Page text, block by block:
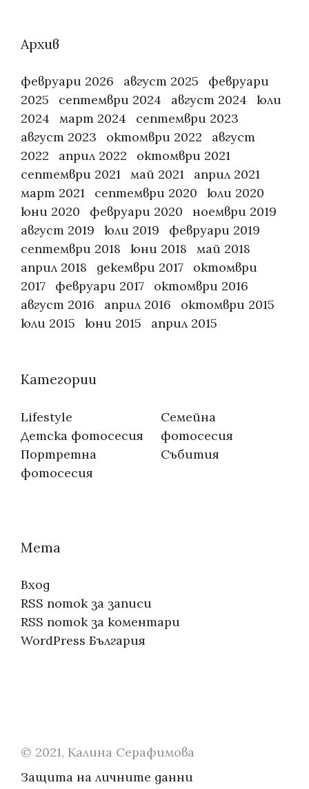
на
Архив
февруари 2026 август 2025
февруари
2025
септември 2024 август 2024
юли
2024
март 2024
септември 2023
август 2023
октомври 2022
август
2022
април 2022
октомври 2021
септември 2021
май 2021
април 2021
март 2021
септември 2020
юли 2020
юни 2020
февруари 2020
ноември 2019
август 2019
юли 2019
февруари 2019
септември 2018
юни 2018
май 2018
април 2018
декември 2017
октомври
2017
февруари 2017
октомври 2016
август 2016
април 2016
октомври 2015
юли 2015
юни 2015 април 2015
Категории
Lifestyle
Детска фотосесия
Портретна
фотосесия
Семейна
фотосесия
Събития
Мета
Вход
RSS поток за записи
RSS поток за коментари
WordPress България
© 2021, Калина Серафимова
Защита на личните данни